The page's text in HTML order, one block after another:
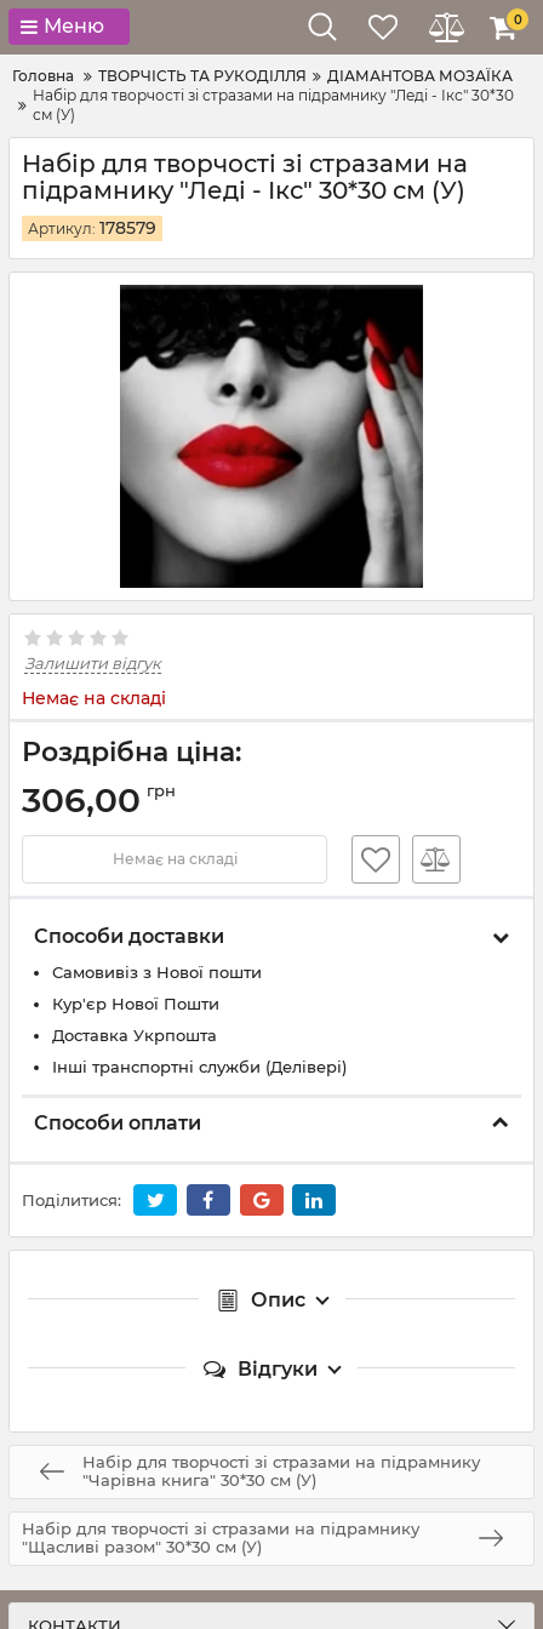
Меню 0
Головна ТВОРЧІСТЬ ТА РУКОДІЛЛЯ
ДІАМАНТОВА МОЗАЇКА
Набір для творчості зі стразами на підрамнику "Леді - Ікс" 30*30
см (У)
Набір для творчості зі стразами на
підрамнику "Леді - Ікс" 30*30 см (У)
Артикул: 178579
Залишити відгук
Немає на складі
Роздрібна ціна:
306,00 грн
Немає на складі
Способи доставки
Самовивіз з Нової пошти
Кур'єр Нової Пошти
Доставка Укрпошта
Інші транспортні служби (Делівері)
Способи оплати
Поділитися:
Опис
Відгуки
Набір для творчості зі стразами на підрамнику
"Чарівна книга" 30*30 см (У)
Набір для творчості зі стразами на підрамнику
"Щасливі разом" 30*30 см (У)